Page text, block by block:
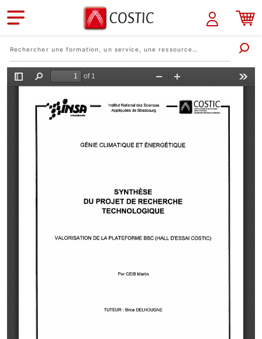
Aller au contenu principal